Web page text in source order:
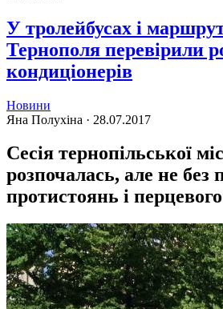
У тролейбусах і
Тернополя перевірили
кондиціонерів
Новини
Яна Полухіна · 28.07.2017
Сесія тернопільської
розпочалась, але не без
протистоянь і